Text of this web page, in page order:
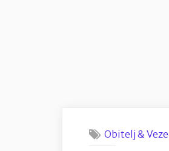
Obitelj & Veze